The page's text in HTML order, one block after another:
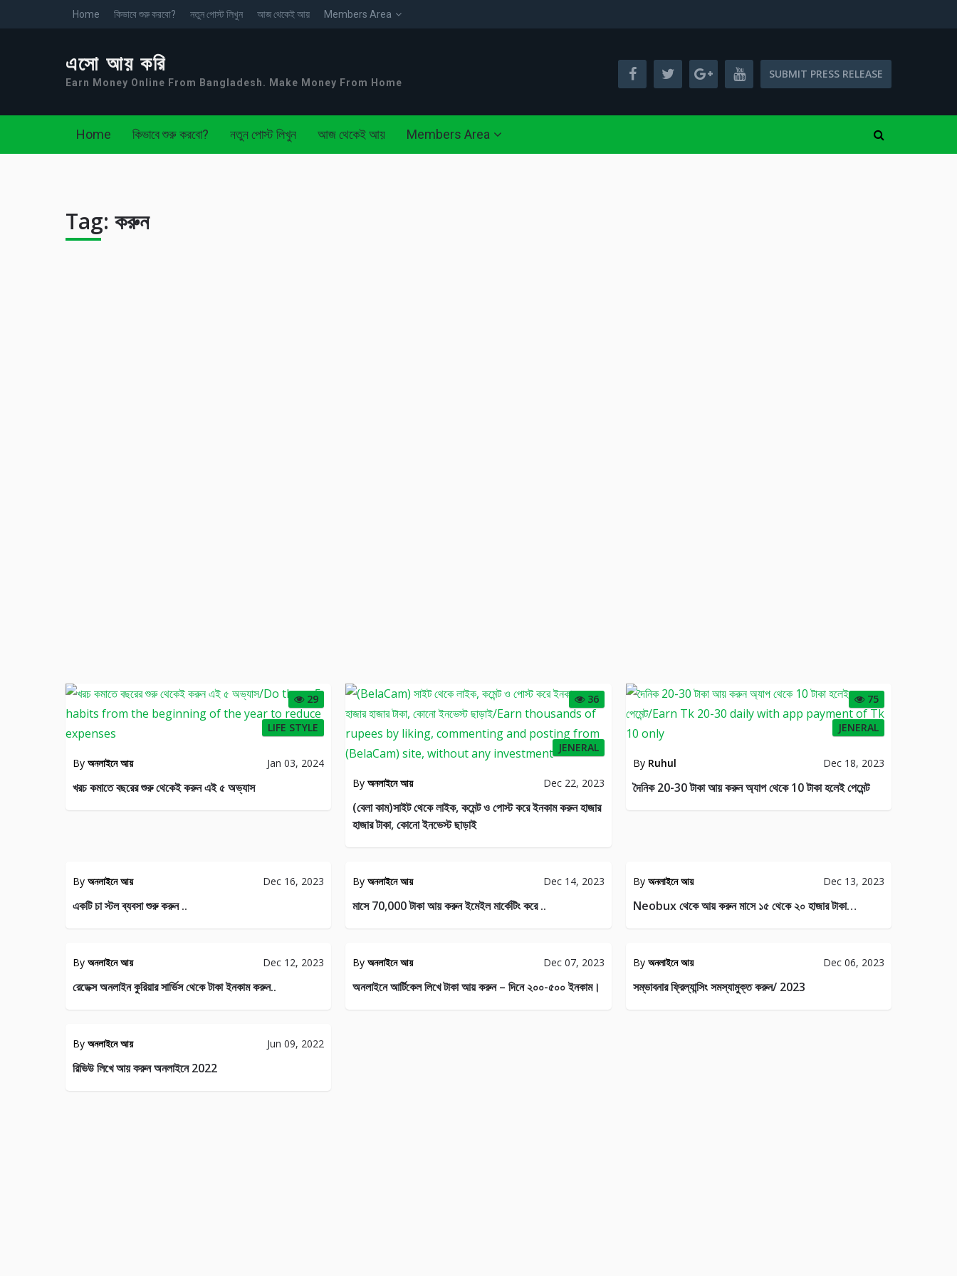
Home কিভাবে শুরু করবো? নতুন পোস্ট লিখুন আজ থেকেই আয় Members Area
এসো আয় করি
Earn Money Online From Bangladesh. Make Money From Home
SUBMIT PRESS RELEASE
Home কিভাবে শুরু করবো? নতুন পোস্ট লিখুন আজ থেকেই আয় Members Area
Tag: করুন
29
LIFE STYLE
By অনলাইনে আয় Jan 03, 2024
খরচ কমাতে বছরের শুরু থেকেই করুন এই ৫ অভ্যাস
36
JENERAL
Byঅনলাইনে আয় Dec 22, 2023
(বেলা কাম)সাইট থেকে লাইক, কমেন্ট ও পোস্ট করে ইনকাম করুন হাজার
হাজার টাকা, কোনো ইনভেস্ট ছাড়াই
75
JENERAL
By Ruhul Dec 18, 2023
দৈনিক 20-30 টাকা আয় করুন অ্যাপ থেকে 10 টাকা হলেই পেমেন্ট
By অনলাইনে আয় Dec 16, 2023
একটি চা স্টল ব্যবসা শুরু করুন ..
21 Byঅনলাইনে আয় Dec 14, 2023
মাসে 70,000 টাকা আয় করুন ইমেইল মার্কেটিং করে ..
31
JENERAL
By অনলাইনে আয় Dec 13, 2023
Neobux থেকে আয় করুন মাসে ১৫ থেকে ২০ হাজার টাকা…
By অনলাইনে আয় Dec 12, 2023
রেডেক্স অনলাইন কুরিয়ার সার্ভিস থেকে টাকা ইনকাম করুন..
43
JENERAL
Byঅনলাইনে আয় Dec 07, 2023
অনলাইনে আর্টিকেল লিখে টাকা আয় করুন – দিনে ২০০-৫০০ ইনকাম।
21
ZONE
By অনলাইনে আয় Dec 06, 2023
সম্ভাবনার ফ্রিল্যান্সিং সমস্যামুক্ত করুন/ 2023
By অনলাইনে আয় Jun 09, 2022
রিভিউ লিখে আয় করুন অনলাইনে 2022